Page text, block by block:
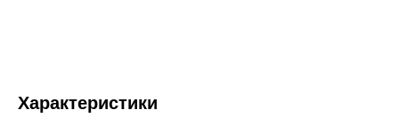
Характеристики